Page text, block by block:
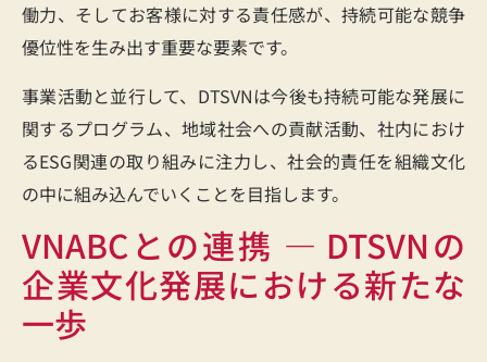
働力、そしてお客様に対する責任感が、持続可能な競争
優位性を生み出す重要な要素です。
事業活動と並行して、DTSVNは今後も持続可能な発展に
関するプログラム、地域社会への貢献活動、社内におけ
るESG関連の取り組みに注力し、社会的責任を組織文化
の中に組み込んでいくことを目指します。
VNABCとの連携 ― DTSVNの
企業文化発展における新たな
一歩